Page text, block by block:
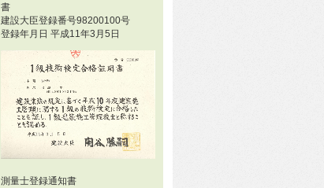
書
建設大臣登録番号98200100号
登録年月日 平成11年3月5日
測量士登録通知書